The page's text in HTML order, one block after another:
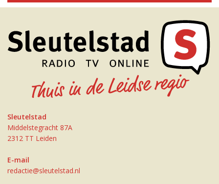
Sleutelstad
Middelstegracht 87A
2312 TT Leiden
E-mail
redactie@sleutelstad.nl